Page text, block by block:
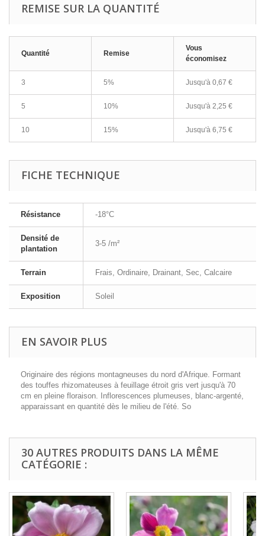
REMISE SUR LA QUANTITÉ
Quantité Remise
Vous
économisez
3 5% Jusqu'à 0,67 €
5 10% Jusqu'à 2,25 €
10 15% Jusqu'à 6,75 €
FICHE TECHNIQUE
Résistance -18°C
Densité de
plantation
3-5 /m²
Terrain Frais, Ordinaire, Drainant, Sec, Calcaire
Exposition Soleil
EN SAVOIR PLUS
Originaire des régions montagneuses du nord d'Afrique. Formant
des touffes rhizomateuses à feuillage étroit gris vert jusqu'à 70
cm en pleine floraison. Inflorescences plumeuses, blanc-argenté,
apparaissant en quantité dès le milieu de l'été. So
30 AUTRES PRODUITS DANS LA MÊME
CATÉGORIE :